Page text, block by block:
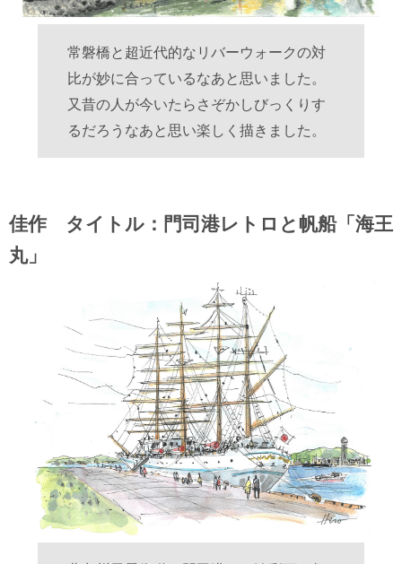
常磐橋と超近代的なリバーウォークの対
比が妙に合っているなあと思いました。
又昔の人が今いたらさぞかしびっくりす
るだろうなあと思い楽しく描きました。
佳作 タイトル：門司港レトロと帆船「海王
丸」